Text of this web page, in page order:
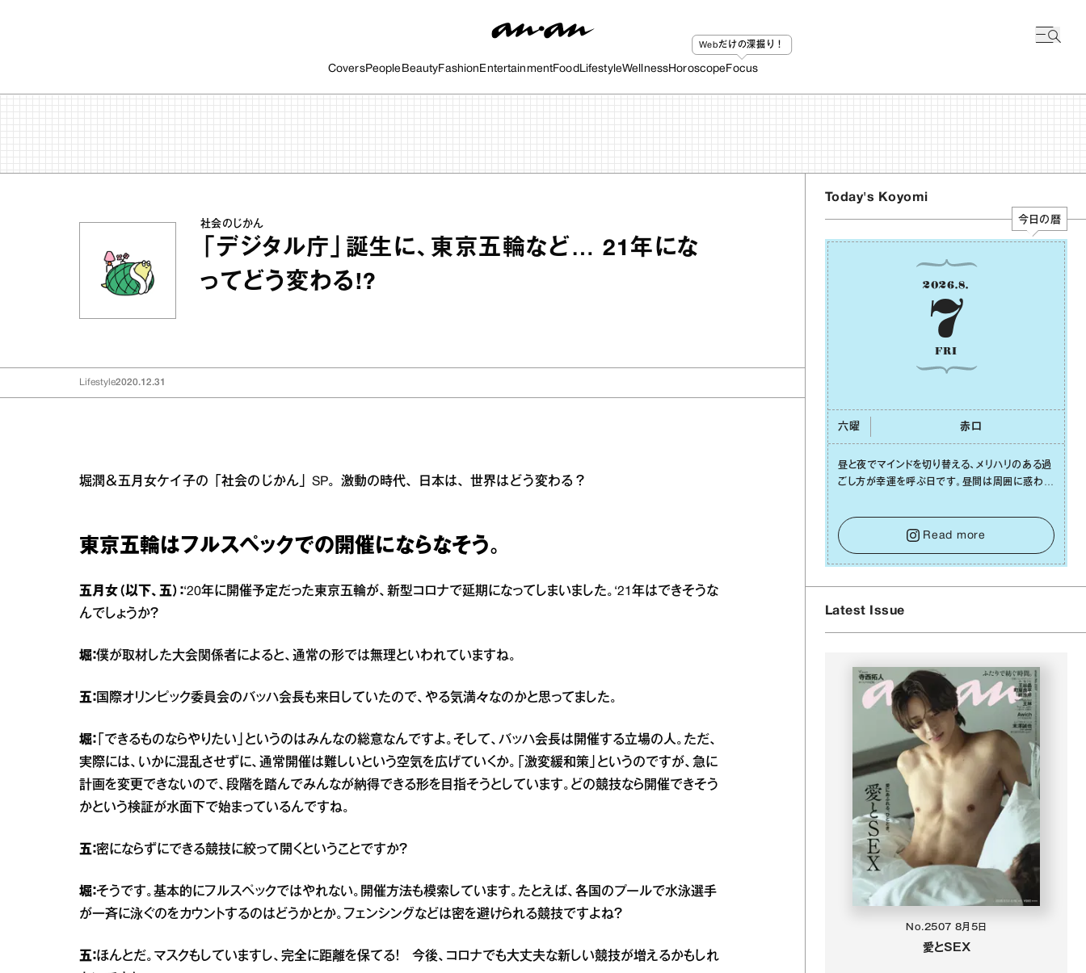
CoversPeople BeautyFashion EntertainmentFood LifestyleWellnessHoroscope
Webだけの深掘り！
Focus
社会のじかん
「デジタル庁」誕生に、東京五輪など… 21年にな
ってどう変わる!?
Lifestyle2020.12.31
堀潤＆五月女ケイ子の「社会のじかん」SP。激動の時代、日本は、世界はどう変わる？
東京五輪はフルスペックでの開催にならなそう。
五月女（以下、五）：‘20年に開催予定だった東京五輪が、新型コロナで延期になってしまいました。‘21年はできそうな
んでしょうか？
堀：僕が取材した大会関係者によると、通常の形では無理といわれていますね。
五： 国際オリンピック委員会のバッハ会長も来日していたので、やる気満々なのかと思ってました。
堀： 「できるものならやりたい」というのはみんなの総意なんですよ。そして、バッハ会長は開催する立場の人。ただ、
実際には、いかに混乱させずに、通常開催は難しいという空気を広げていくか。「激変緩和策」というのですが、急に
計画を変更できないので、段階を踏んでみんなが納得できる形を目指そうとしています。どの競技なら開催できそう
かという検証が水面下で始まっているんですね。
五：密にならずにできる競技に絞って開くということですか？
堀：そうです。基本的にフルスペックではやれない。開催方法も模索しています。たとえば、各国のプールで水泳選手
が一斉に泳ぐのをカウントするのはどうかとか。フェンシングなどは密を避けられる競技ですよね？
五：ほんとだ。マスクもしていますし、完全に距離を保てる！ 今後、コロナでも大丈夫な新しい競技が増えるかもしれ
Today's Koyomi
今日の暦
2026.8.
7
FRI
六曜 ⾚⼝
昼と夜でマインドを切り替える、メリハリのある過
ごし⽅が幸運を呼ぶ⽇です。昼間は周囲に惑わさ
をキープして。そして夜は、疲れや寂しさから⽢
い⾔葉に流されないよう、⼼にしっかりブレーキ
をかけること。この意識の切り替えが、あなたに
確かな安⼼感をもたらすはずです。
Read more
Latest Issue
No.2507 8月5日
愛とSEX